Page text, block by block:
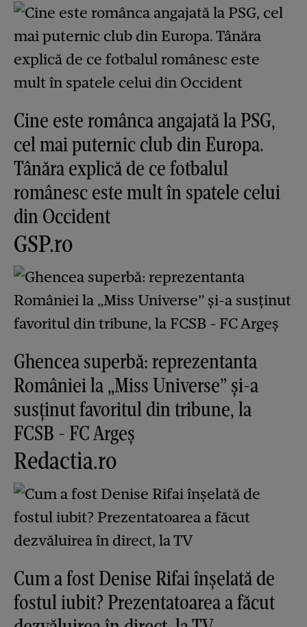
Cine este românca angajată la PSG,
cel mai puternic club din Europa.
Tânăra explică de ce fotbalul
românesc este mult în spatele celui
din Occident
GSP.ro
Ghencea superbă: reprezentanta
României la „Miss Universe” și-a
susținut favoritul din tribune, la
FCSB - FC Argeș
Redactia.ro
Cum a fost Denise Rifai înșelată de
fostul iubit? Prezentatoarea a făcut